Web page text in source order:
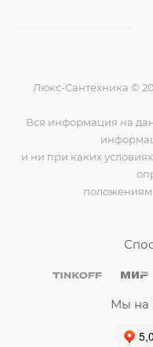
Люкс-Сантехника ©
Вся информация на
и ни при каких
Мы на